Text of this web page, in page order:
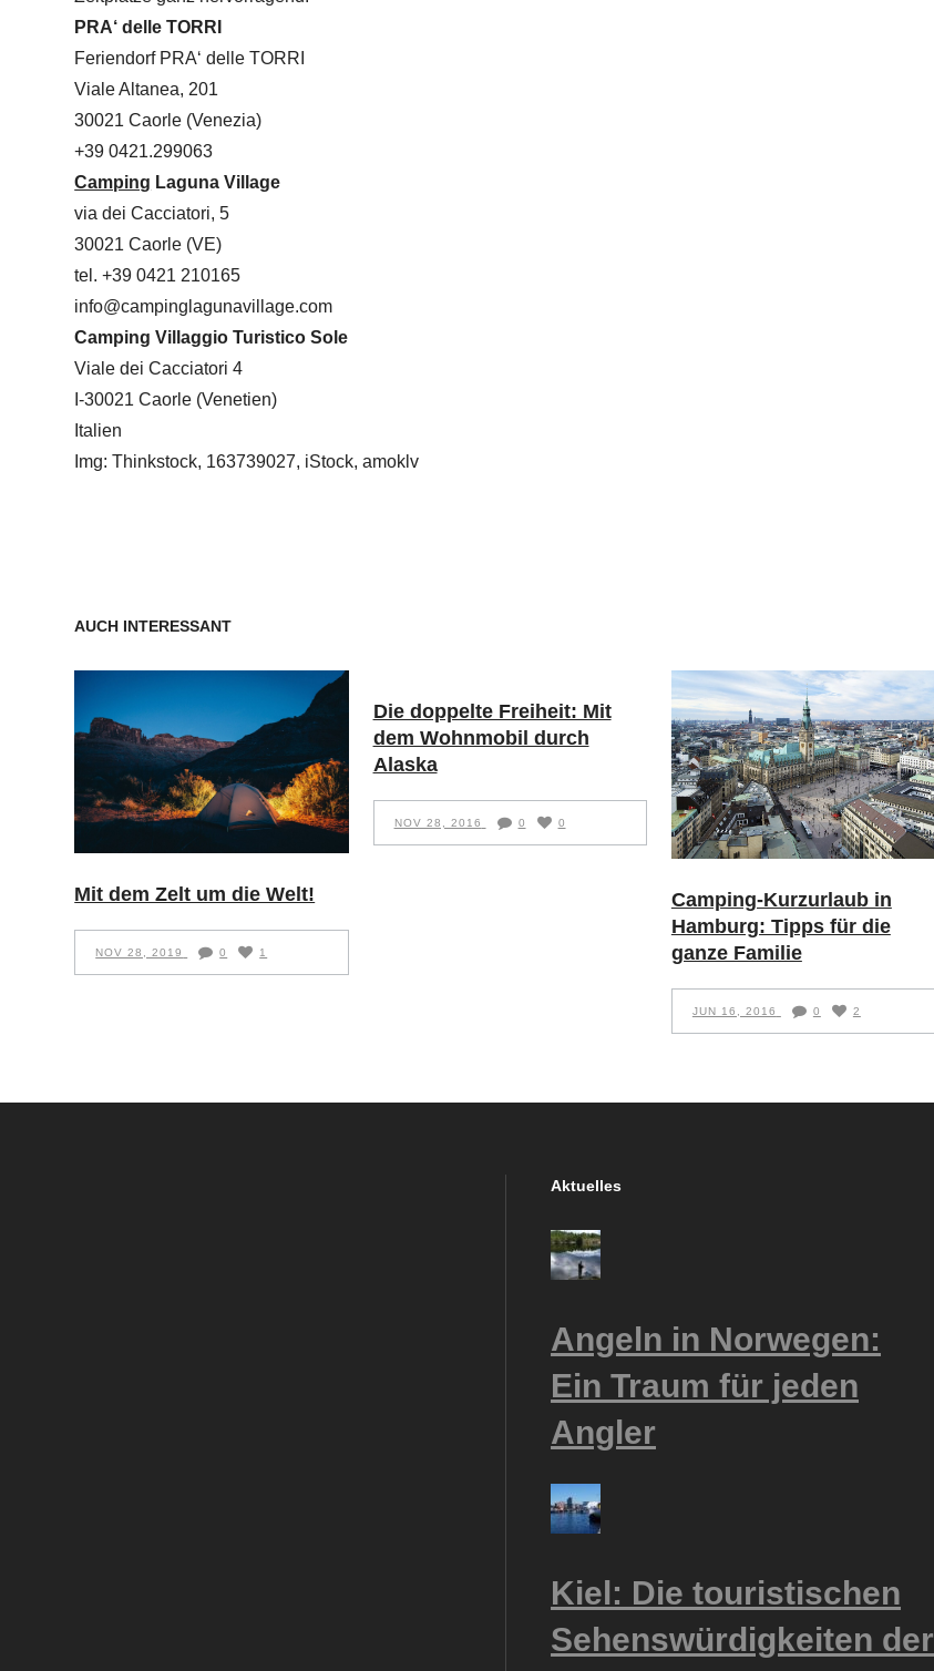
PRA‘ delle TORRI
Feriendorf PRA‘ delle TORRI
Viale Altanea, 201
30021 Caorle (Venezia)
+39 0421.299063
Camping Laguna Village
via dei Cacciatori, 5
30021 Caorle (VE)
tel. +39 0421 210165
info@campinglagunavillage.com
Camping Villaggio Turistico Sole
Viale dei Cacciatori 4
I-30021 Caorle (Venetien)
Italien
Img: Thinkstock, 163739027, iStock, amoklv
AUCH INTERESSANT
Mit dem Zelt um die Welt!
NOV 28, 2019 0 1
Die doppelte Freiheit: Mit
dem Wohnmobil durch
Alaska
NOV 28, 2016 0 0
Camping-Kurzurlaub in
Hamburg: Tipps für die
ganze Familie
JUN 16, 2016 0 2
Aktuelles
Angeln in Norwegen:
Ein Traum für jeden
Angler
Kiel: Die touristischen
Sehenswürdigkeiten der